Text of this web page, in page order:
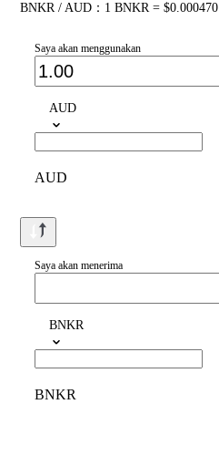
BNKR / AUD：1 BNKR = $0.000470
Saya akan menggunakan
AUD
AUD
Saya akan menerima
BNKR
BNKR